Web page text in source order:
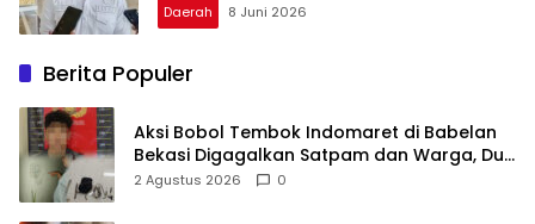
Daerah 8 Juni 2026
Berita Populer
Aksi Bobol Tembok Indomaret di Babelan
Bekasi Digagalkan Satpam dan Warga, Dua
Pelaku Diamankan
2 Agustus 2026 0